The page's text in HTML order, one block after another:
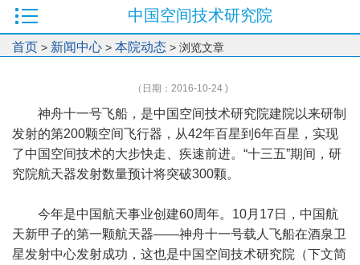
中国空间技术研究院
首页 > 新闻中心 > 本院动态 > 浏览文章
（日期：2016-10-24 )
神舟十一号飞船，是中国空间技术研究院建院以来研制
发射的第200颗空间飞行器，从42年百星到6年百星，实现
了中国空间技术的大步快走、疾速前进。“十三五”期间，研
究院航天器发射数量预计将突破300颗。
今年是中国航天事业创建60周年。10月17日，中国航
天新甲子的第一颗航天器——神舟十一号载人飞船在酒泉卫
星发射中心发射成功，这也是中国空间技术研究院（下文简